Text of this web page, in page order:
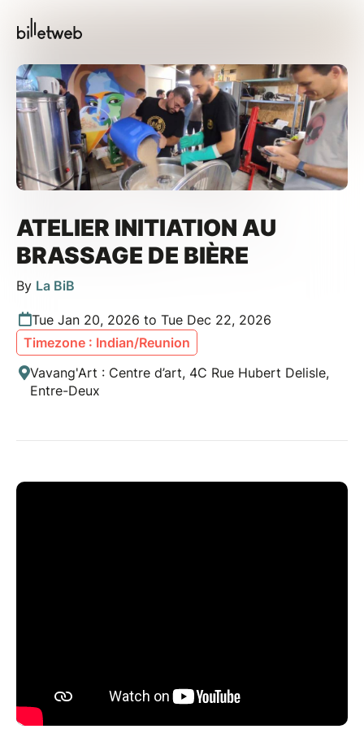
ATELIER INITIATION AU
BRASSAGE DE BIÈRE
By La BiB
Tue Jan 20, 2026 to Tue Dec 22, 2026
Timezone : Indian/Reunion
Vavang'Art : Centre d’art, 4C Rue Hubert Delisle,
Entre-Deux